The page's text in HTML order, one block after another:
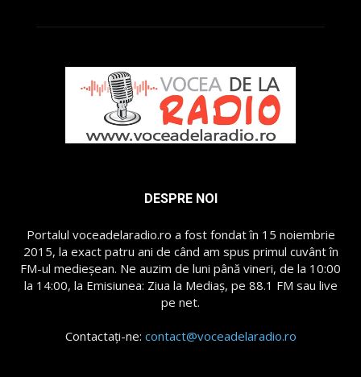
DESPRE NOI
Portalul voceadelaradio.ro a fost fondat în 15 noiembrie
2015, la exact patru ani de când am spus primul cuvânt în
FM-ul medieșean. Ne auzim de luni până vineri, de la 10:00
la 14:00, la Emisiunea: Ziua la Mediaș, pe 88.1 FM sau live
pe net.
Contactați-ne: contact@voceadelaradio.ro